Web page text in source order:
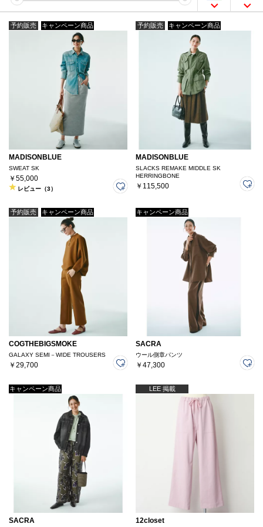
予約販売 キャンペーン商品
MADISONBLUE
SWEAT SK
￥55,000
レビュー（3）
予約販売 キャンペーン商品
MADISONBLUE
SLACKS REMAKE MIDDLE SK
HERRINGBONE
￥115,500
予約販売 キャンペーン商品
COGTHEBIGSMOKE
GALAXY SEMI－WIDE TROUSERS
￥29,700
キャンペーン商品
SACRA
ウール側章パンツ
￥47,300
キャンペーン商品
SACRA
LEE 掲載
12closet